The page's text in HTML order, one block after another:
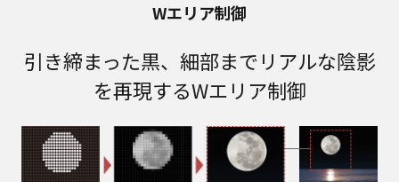
Wエリア制御
引き締まった黒、細部までリアルな陰影
を再現するWエリア制御